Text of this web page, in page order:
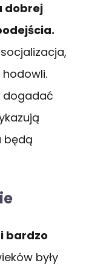
dobrej
dogadać
będą
bardzo
były